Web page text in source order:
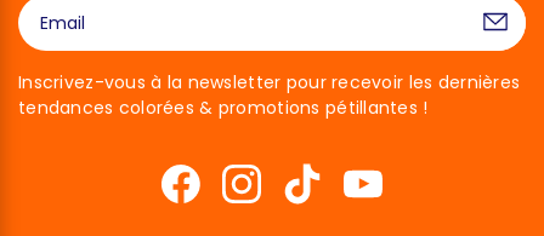
Inscrivez-vous à la newsletter pour recevoir les dernières
tendances colorées & promotions pétillantes !